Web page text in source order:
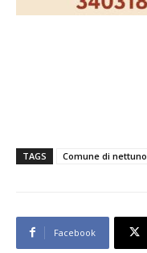
TAGS Comune di nettuno
Facebook